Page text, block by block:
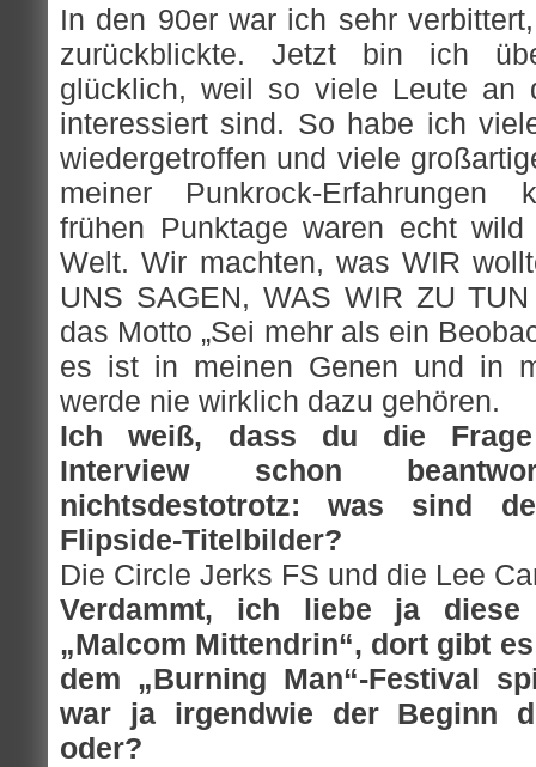
In den 90er war ich sehr
zurückblickte. Jetzt bin ich
glücklich, weil so viele Leute an
interessiert sind. So habe ich
wiedergetroffen und viele
meiner Punkrock-Erfahrungen
frühen Punktage waren echt
Welt. Wir machten, was WIR
UNS SAGEN, WAS WIR ZU
das Motto „Sei mehr als ein
es ist in meinen Genen und in
werde nie wirklich dazu gehören.
Ich weiß, dass du die
Interview schon
nichtsdestotrotz: was sind
Flipside-Titelbilder?
Die Circle Jerks FS und die Lee
Verdammt, ich liebe ja diese
„Malcom Mittendrin“, dort gibt
dem „Burning Man“-Festival
war ja irgendwie der Beginn
oder?